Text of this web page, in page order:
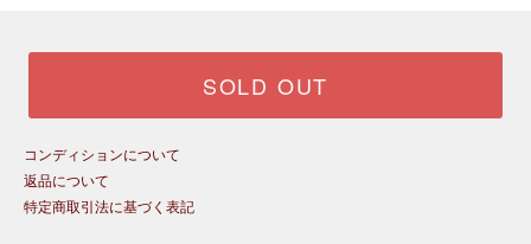
SOLD OUT
コンディションについて
返品について
特定商取引法に基づく表記